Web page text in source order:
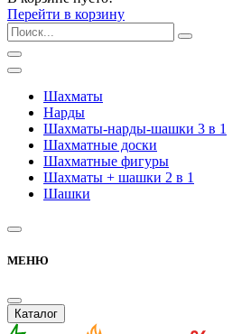
Перейти в корзину
Шахматы
Нарды
Шахматы-нарды-шашки 3 в 1
Шахматные доски
Шахматные фигуры
Шахматы + шашки 2 в 1
Шашки
МЕНЮ
Каталог